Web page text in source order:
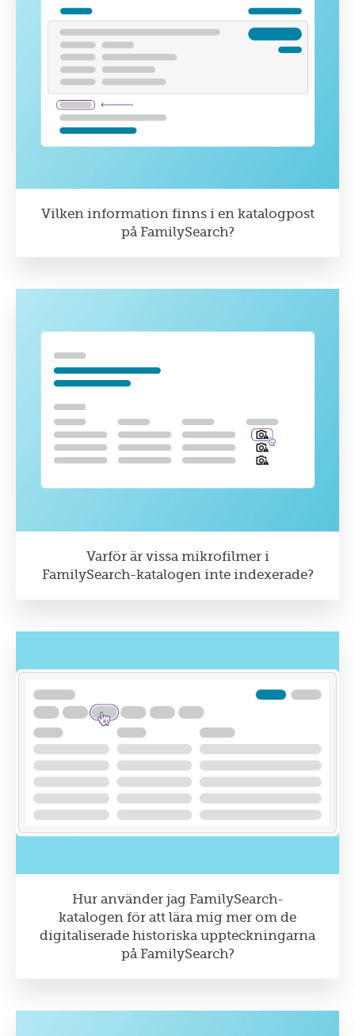
Vilken information finns i en katalogpost
på FamilySearch?
Varför är vissa mikrofilmer i
FamilySearch-katalogen inte indexerade?
Hur använder jag FamilySearch-
katalogen för att lära mig mer om de
digitaliserade historiska uppteckningarna
på FamilySearch?